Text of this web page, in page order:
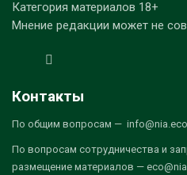
Категория материалов 18+
Мнение редакции может не
Контакты
По общим вопросам — info@nia.eco
По вопросам сотрудничества и
размещение материалов —